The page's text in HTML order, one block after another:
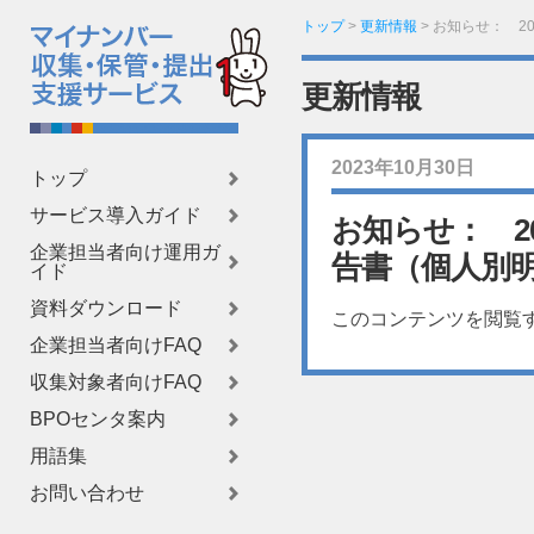
トップ
サービス導入ガイド
企業担当者向け運用ガ
イド
資料ダウンロード
企業担当者向けFAQ
収集対象者向けFAQ
BPOセンタ案内
用語集
お問い合わせ
トップ> 更新情報 > お知らせ：
更新情報
2023年10月30日
お知らせ：
告書（個人別
このコンテンツを閲